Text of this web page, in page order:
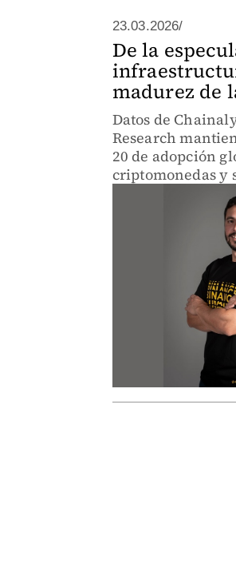
23.03.2026/
De la
madurez de
Datos de
Research
20 de adopción
criptomonedas y